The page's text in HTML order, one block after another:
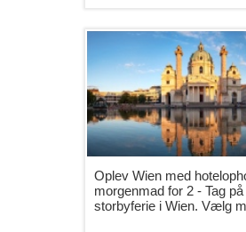
Oplev Wien med
morgenmad for 2 - Tag på
storbyferie i Wien. Vælg